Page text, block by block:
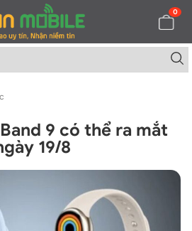
0
9 có thể ra mắt
19/8